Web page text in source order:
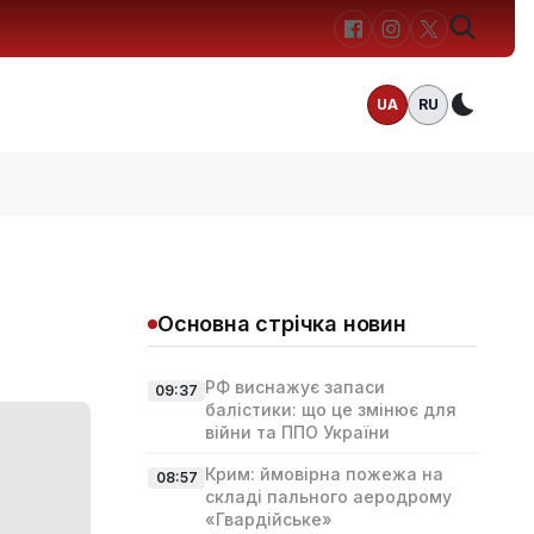
UA RU
Основна стрічка новин
09:37 РФ виснажує запаси
балістики: що це змінює для
війни та ППО України
08:57 Крим: ймовірна пожежа на
складі пального аеродрому
«Гвардійське»